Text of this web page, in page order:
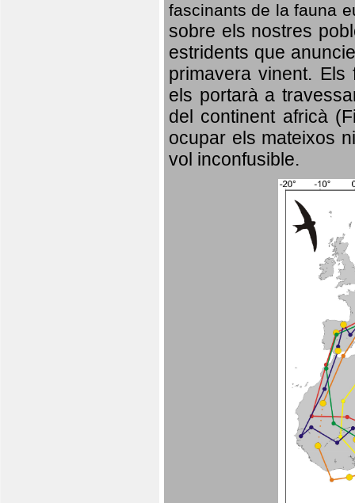
fascinants de la fauna
sobre els nostres
estridents que
primavera vinent. Els
els portarà a
del continent africà
ocupar els mateixos
vol inconfusible.